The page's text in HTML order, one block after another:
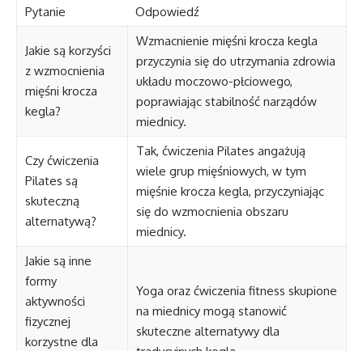
Pytanie Odpowiedź
Jakie są korzyści
z wzmocnienia
mięśni krocza
kegla?
Wzmacnienie mięśni krocza kegla
przyczynia się do utrzymania zdrowia
układu moczowo-płciowego,
poprawiając stabilność narządów
miednicy.
Czy ćwiczenia
Pilates są
skuteczną
alternatywą?
Tak, ćwiczenia Pilates angażują
wiele grup mięśniowych, w tym
mięśnie krocza kegla, przyczyniając
się do wzmocnienia obszaru
miednicy.
Jakie są inne
formy
aktywności
fizycznej
korzystne dla
Yoga oraz ćwiczenia fitness skupione
na miednicy mogą stanowić
skuteczne alternatywy dla